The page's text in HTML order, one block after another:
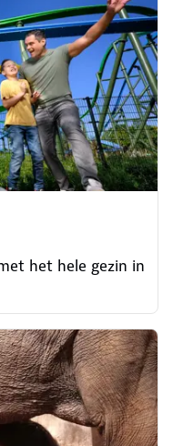
het hele gezin in